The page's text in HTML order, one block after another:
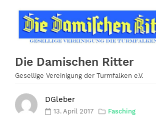
Inhalt
springen
Die Damischen Ritter
Gesellige Vereinigung der Turmfalken e.V.
DGleber
13. April 2017
Fasching